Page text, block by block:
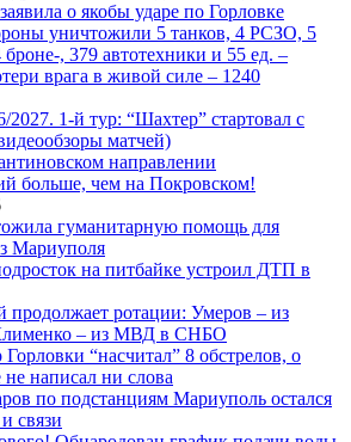
о якобы ударе по Горловке
уничтожили 5 танков, 4 РСЗО, 5
, 379 автотехники и 55 ед. –
врага в живой силе – 1240
1-й тур: “Шахтер” стартовал с
матчей)
направлении
больше, чем на Покровском!
гуманитарную помощь для
Мариуполя
на питбайке устроил ДТП в
продолжает ротации: Умеров – из
– из МВД в СНБО
Горловки “насчитал” 8 обстрелов, о
написал ни слова
по подстанциям Мариуполь остался
связи